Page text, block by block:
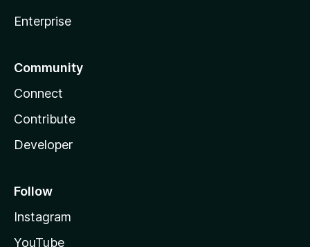
Enterprise
Community
Connect
Contribute
Developer
Follow
Instagram
YouTube